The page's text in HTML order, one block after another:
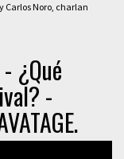
Carlos Noro, charlan
¿Qué
-